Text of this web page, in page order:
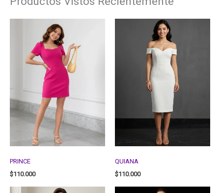
PRINCE
$110.000
QUIANA
$110.000